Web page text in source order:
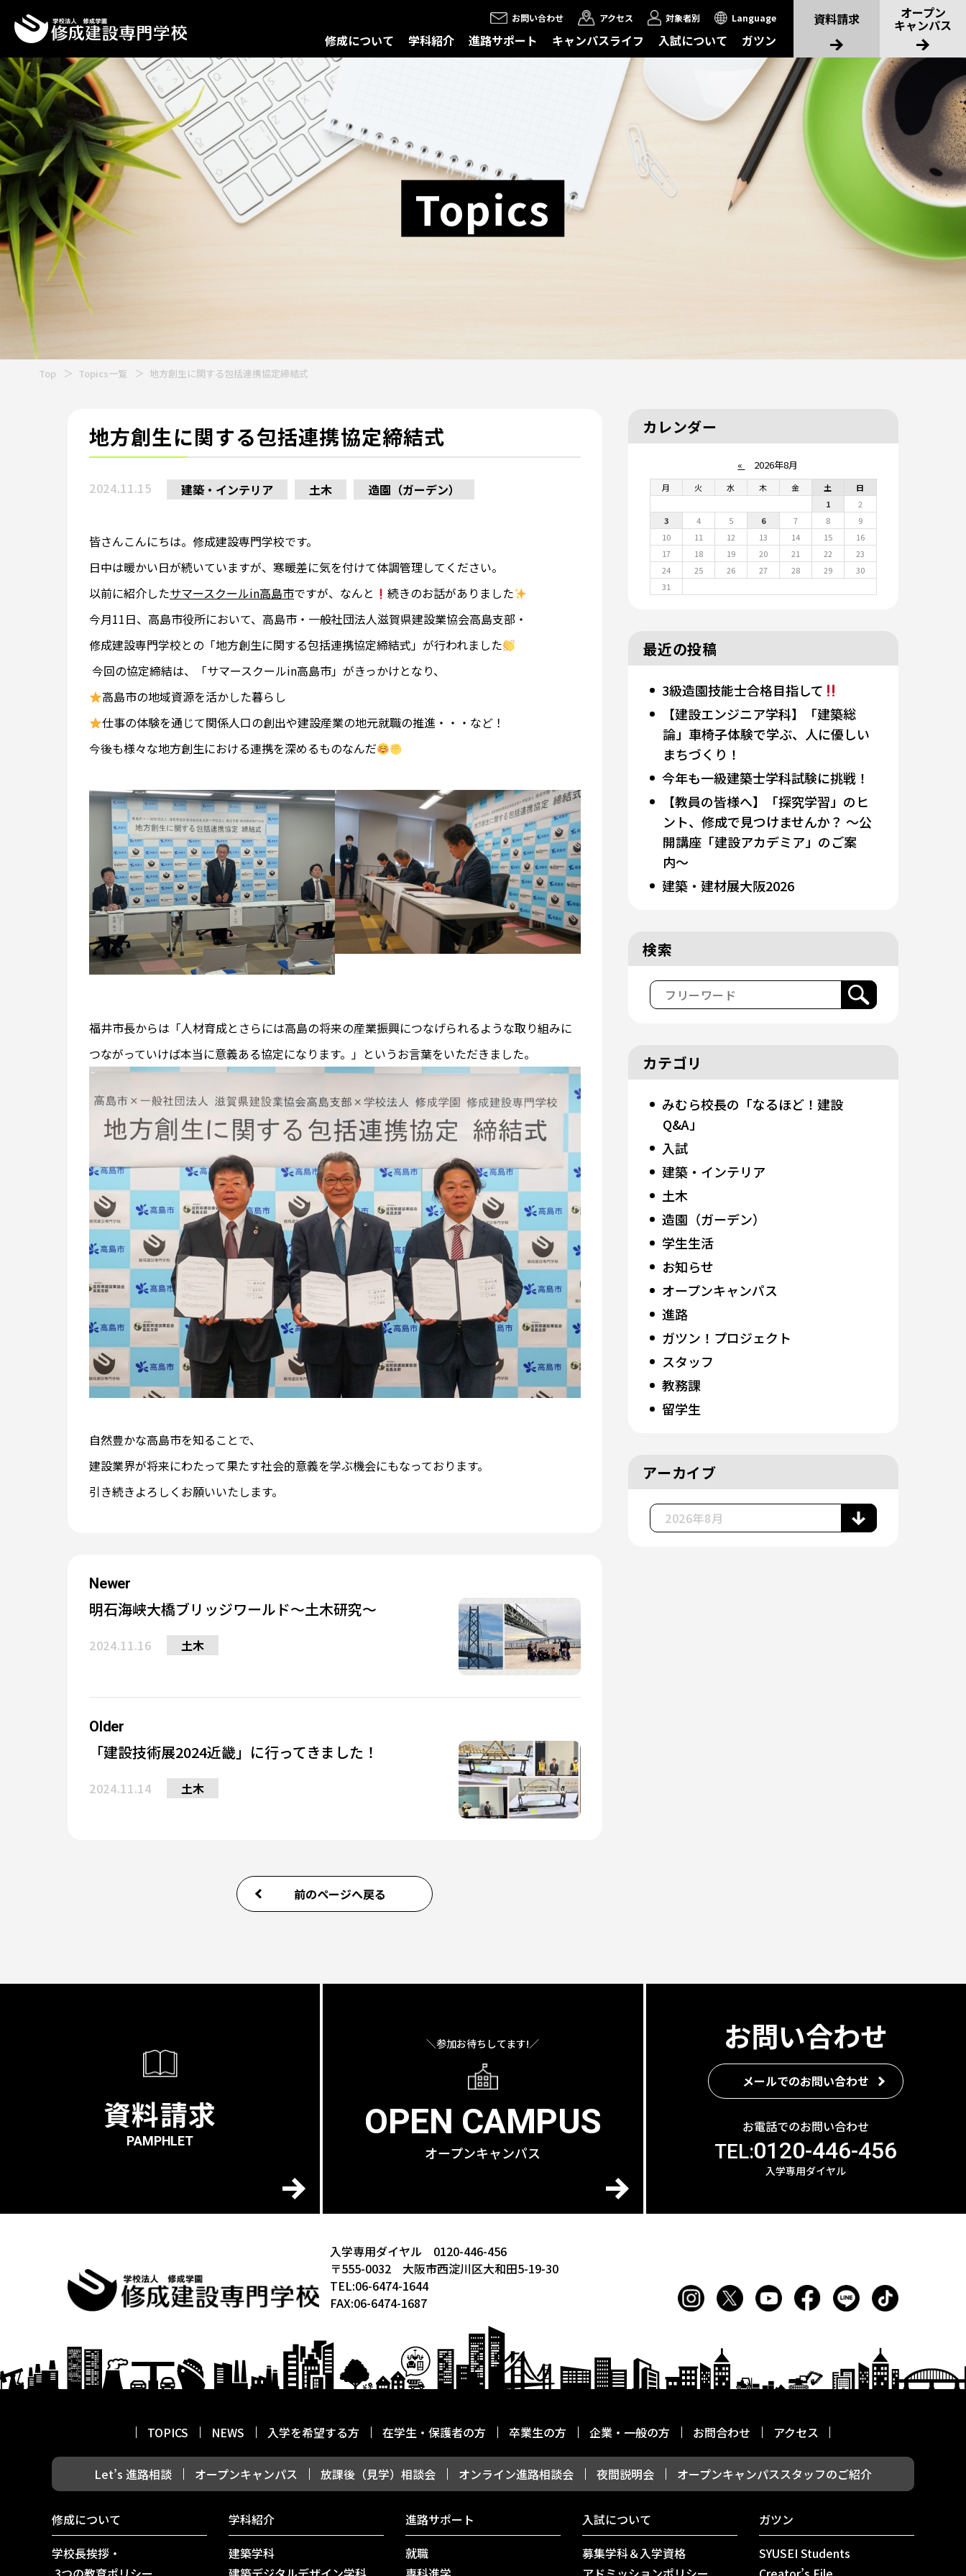
お問い合わせ アクセス 対象者別 Language
修成について 学科紹介 進路サポート キャンパスライフ 入試について ガツン
資料請求 オープン
キャンパス
Topics
Top Topics一覧 地方創生に関する包括連携協定締結式
地方創生に関する包括連携協定締結式
2024.11.15 建築・インテリア 土木 造園（ガーデン）
皆さんこんにちは。修成建設専門学校です。
日中は暖かい日が続いていますが、寒暖差に気を付けて体調管理してください。
以前に紹介したサマースクールin高島市ですが、なんと
続きのお話がありました
今月11日、高島市役所において、高島市・一般社団法人滋賀県建設業協会高島支部・
修成建設専門学校との「地方創生に関する包括連携協定締結式」が行われました
今回の協定締結は、「サマースクールin高島市」がきっかけとなり、
高島市の地域資源を活かした暮らし
仕事の体験を通じて関係人口の創出や建設産業の地元就職の推進・・・など！
今後も様々な地方創生における連携を深めるものなんだ
福井市長からは「人材育成とさらには高島の将来の産業振興につなげられるような取り組みに
つながっていけば本当に意義ある協定になります。」というお言葉をいただきました。
自然豊かな高島市を知ることで、
建設業界が将来にわたって果たす社会的意義を学ぶ機会にもなっております。
引き続きよろしくお願いいたします。
Newer
明石海峡大橋ブリッジワールド～土木研究～
2024.11.16 土木
Older
「建設技術展2024近畿」に行ってきました！
2024.11.14 土木
前のページへ戻る
カレンダー
« 2026年8月
月 火 水 木 金 土
日
1
2
3
4 5 6 7 8
9
10
11 12 13 14 15
16
17
18 19 20 21 22
23
24
25 26 27 28 29
30
31
最近の投稿
3級造園技能士合格目指して
【建設エンジニア学科】「建築総
論」車椅子体験で学ぶ、人に優しい
まちづくり！
今年も一級建築士学科試験に挑戦！
【教員の皆様へ】「探究学習」のヒ
ント、修成で見つけませんか？ 〜公
開講座「建設アカデミア」のご案
内〜
建築・建材展大阪2026
検索
カテゴリ
みむら校長の「なるほど！建設
Q&A」
入試
建築・インテリア
土木
造園（ガーデン）
学生生活
お知らせ
オープンキャンパス
進路
ガツン！プロジェクト
スタッフ
教務課
留学生
アーカイブ
資料請求
PAMPHLET
＼参加お待ちしてます!／
OPEN CAMPUS
オープンキャンパス
お問い合わせ
メールでのお問い合わせ
お電話でのお問い合わせ
TEL:0120-446-456
入学専用ダイヤル
入学専用ダイヤル 0120-446-456
〒555-0032 大阪市西淀川区大和田5-19-30
TEL:06-6474-1644
FAX:06-6474-1687
TOPICS NEWS 入学を希望する方 在学生・保護者の方 卒業生の方 企業・一般の方 お問合わせ アクセス
Let’s 進路相談 オープンキャンパス 放課後（見学）相談会 オンライン進路相談会 夜間説明会 オープンキャンパススタッフのご紹介
修成について
学校長挨拶・
学科紹介
建築学科
進路サポート
就職
入試について
募集学科＆入学資格
ガツン
SYUSEI Students